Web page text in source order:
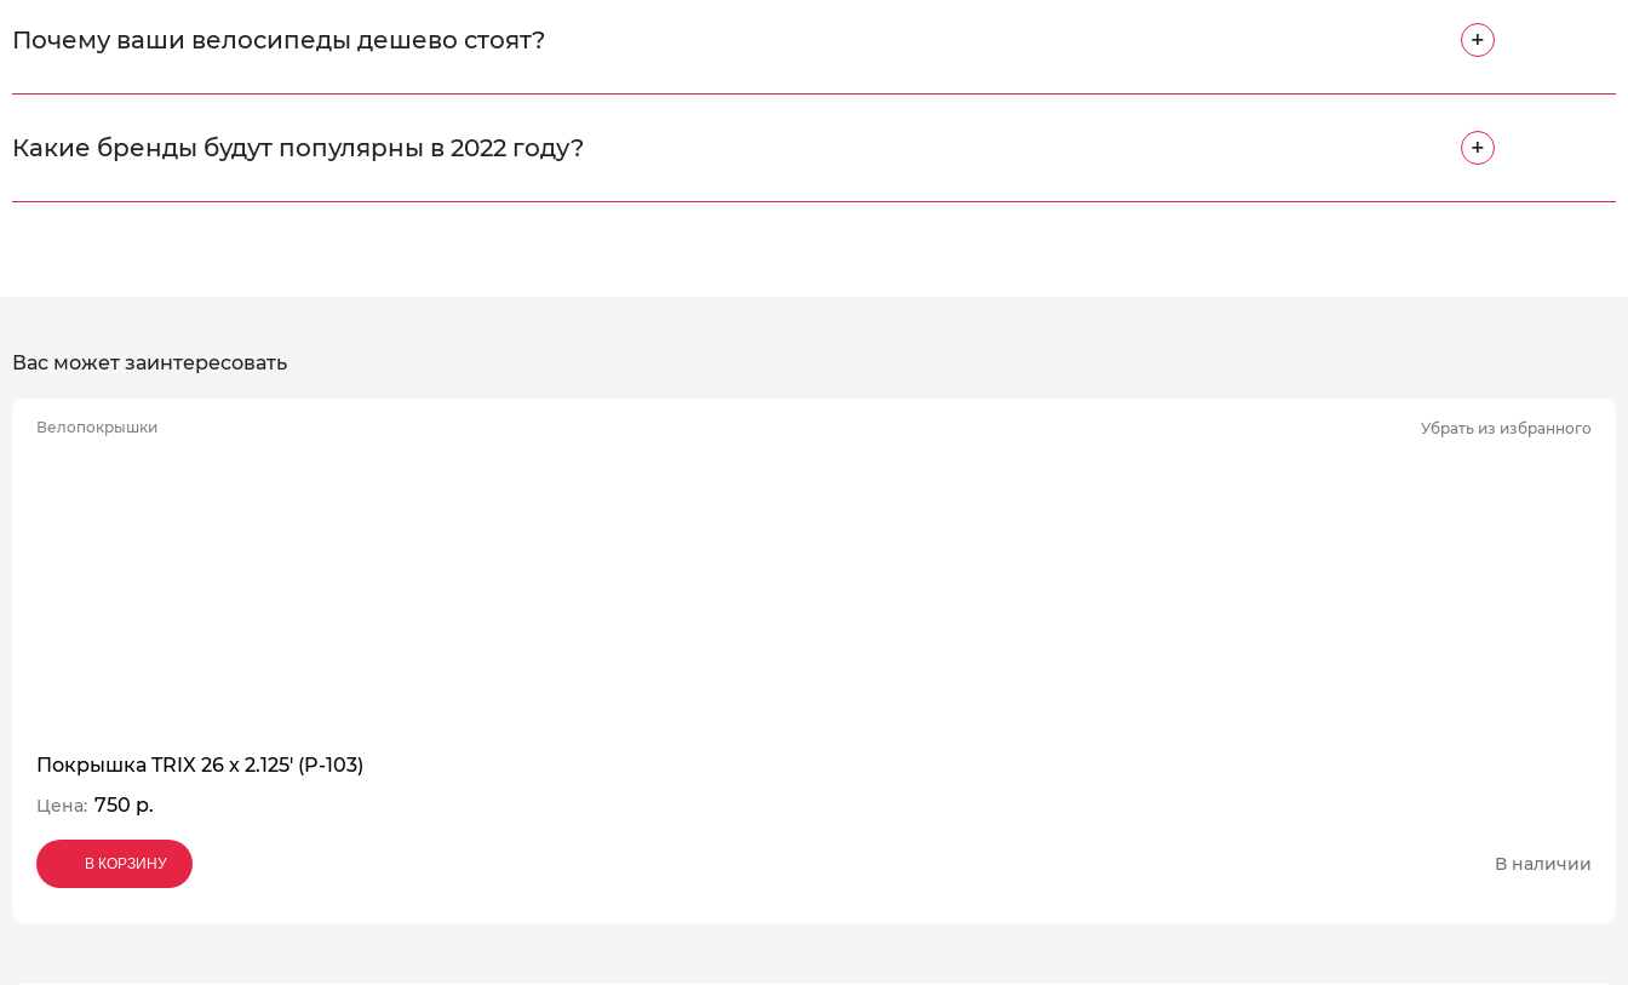
Почему ваши велосипеды дешево стоят? +
Какие бренды будут популярны в 2022 году? +
Вас может заинтересовать
Велопокрышки Убрать из избранного
Покрышка TRIX 26 x 2.125' (P-103)
Цена: 750 р.
В КОРЗИНУ
В КОРЗИНУ
В КОРЗИНУ В наличии